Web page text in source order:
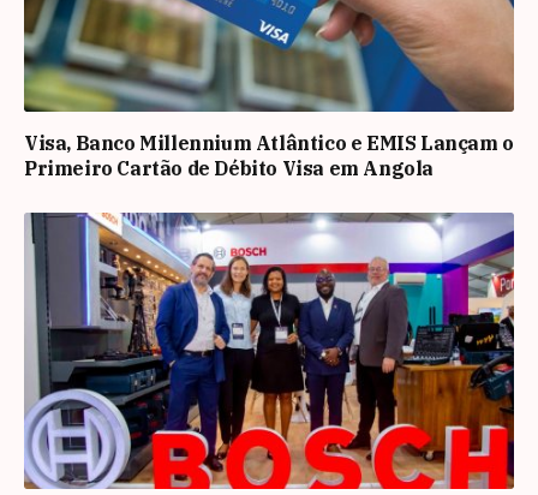
Visa, Banco Millennium Atlântico e EMIS Lançam o
Primeiro Cartão de Débito Visa em Angola